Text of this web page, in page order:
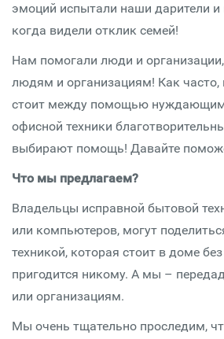
эмоций испытали наши дарители и
когда видели отклик семей!
Нам помогали люди и
людям и организациям! Как часто,
стоит между помощью
офисной техники
выбирают помощь! Давайте
Что мы предлагаем?
Владельцы исправной бытовой
или компьютеров, могут
техникой, которая стоит в доме
пригодится никому. А мы –
или организациям.
Мы очень тщательно проследим,